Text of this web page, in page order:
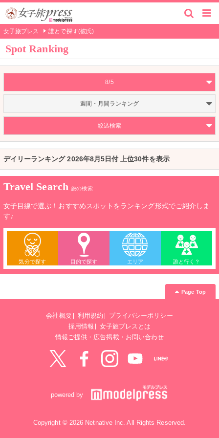
女子旅プレス 誰とで探す(彼氏)
Spot Ranking
8/5
週間・月間ランキング
絞込検索
デイリーランキング 2026年8月5日付 上位30件を表示
Travel Search 旅の検索
女子目線で選ぶ！おすすめスポットをランキング形式でご紹介しま
す♪
気分で探す 目的で探す エリア 誰と行く？
Page Top
会社概要 利用規約
プライバシーポリシー
採用情報
女子旅プレスとは
情報ご提供・広告掲載・お問い合わせ
powered by
Copyright © 2026 Netnative Inc. All Rights Reserved.